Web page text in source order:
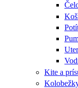
Kite a